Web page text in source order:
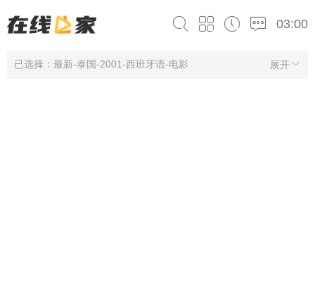
03:00
展开
已选择：最新-泰国-2001-西班牙语-电影